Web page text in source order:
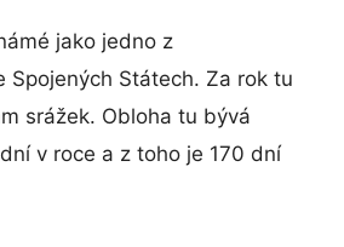
jako jedno z
Spojených Státech. Za rok tu
srážek. Obloha tu bývá
v roce a z toho je 170 dní